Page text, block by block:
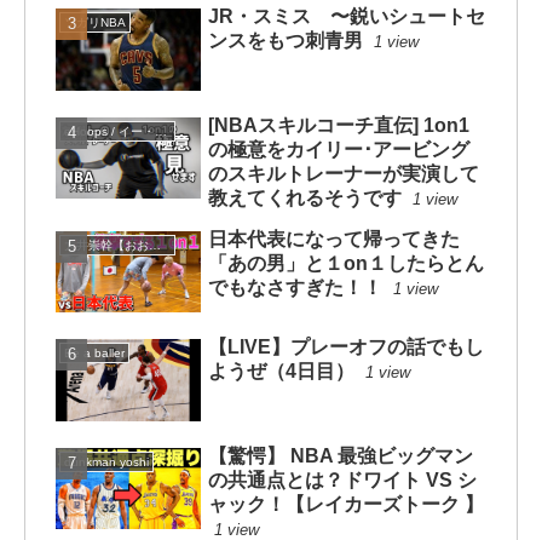
ソガリNBA
JR・スミス 〜鋭いシュートセ
ンスをもつ刺青男
1 view
eHoops / イー・フープス
[NBAスキルコーチ直伝] 1on1
の極意をカイリー･アービング
のスキルトレーナーが実演して
教えてくれるそうです
1 view
大井崇幹【おおいたかよし】
日本代表になって帰ってきた
「あの男」と１on１したらとん
でもなさすぎた！！
1 view
Be a baller
【LIVE】プレーオフの話でもし
ようぜ（4日目）
1 view
dunkman yoshi
【驚愕】 NBA 最強ビッグマン
の共通点とは？ドワイト VS シ
ャック！【レイカーズトーク 】
1 view